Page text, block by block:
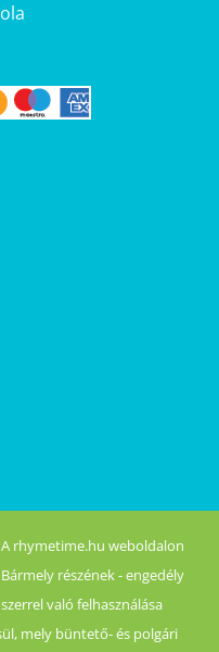
rhymetime.hu weboldalon
részének - engedély
való felhasználása
mely büntető- és polgári